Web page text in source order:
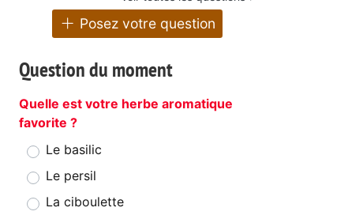
Posez votre question
Question du moment
Quelle est votre herbe aromatique
favorite ?
Le basilic
Le persil
La ciboulette